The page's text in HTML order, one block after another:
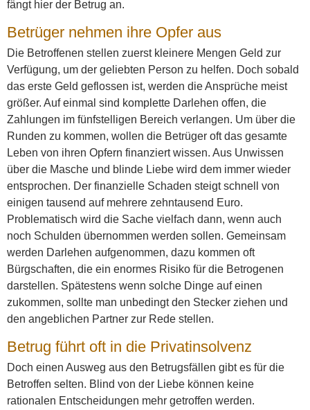
fängt hier der Betrug an.
Betrüger nehmen ihre Opfer aus
Die Betroffenen stellen zuerst kleinere Mengen Geld zur
Verfügung, um der geliebten Person zu helfen. Doch sobald
das erste Geld geflossen ist, werden die Ansprüche meist
größer. Auf einmal sind komplette Darlehen offen, die
Zahlungen im fünfstelligen Bereich verlangen. Um über die
Runden zu kommen, wollen die Betrüger oft das gesamte
Leben von ihren Opfern finanziert wissen. Aus Unwissen
über die Masche und blinde Liebe wird dem immer wieder
entsprochen. Der finanzielle Schaden steigt schnell von
einigen tausend auf mehrere zehntausend Euro.
Problematisch wird die Sache vielfach dann, wenn auch
noch Schulden übernommen werden sollen. Gemeinsam
werden Darlehen aufgenommen, dazu kommen oft
Bürgschaften, die ein enormes Risiko für die Betrogenen
darstellen. Spätestens wenn solche Dinge auf einen
zukommen, sollte man unbedingt den Stecker ziehen und
den angeblichen Partner zur Rede stellen.
Betrug führt oft in die Privatinsolvenz
Doch einen Ausweg aus den Betrugsfällen gibt es für die
Betroffen selten. Blind von der Liebe können keine
rationalen Entscheidungen mehr getroffen werden.